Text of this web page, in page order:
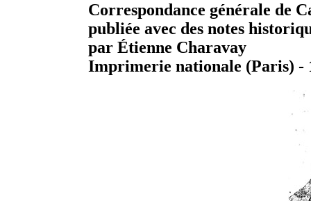
Correspondance générale de
publiée avec des notes
par Étienne Charavay
Imprimerie nationale (Paris) -